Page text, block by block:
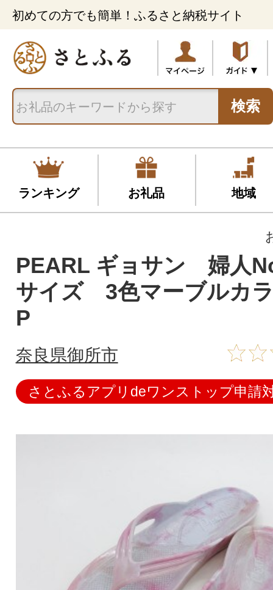
初めての方でも簡単！ふるさと納税サイト
検索
ランキング お礼品 地域
PEARL ギョサン 婦人
サイズ 3色マーブルカ
P
奈良県御所市
さとふるアプリdeワンストップ申請